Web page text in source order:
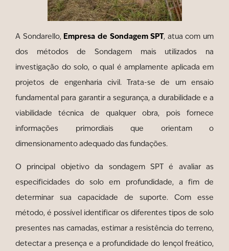
A Sondarello, Empresa de Sondagem SPT, atua com um
dos métodos de Sondagem mais utilizados na
investigação do solo, o qual é amplamente aplicada em
projetos de engenharia civil. Trata-se de um ensaio
fundamental para garantir a segurança, a durabilidade e a
viabilidade técnica de qualquer obra, pois fornece
informações primordiais que orientam o
dimensionamento adequado das fundações.
O principal objetivo da sondagem SPT é avaliar as
especificidades do solo em profundidade, a fim de
determinar sua capacidade de suporte. Com esse
método, é possível identificar os diferentes tipos de solo
presentes nas camadas, estimar a resistência do terreno,
detectar a presença e a profundidade do lençol freático,